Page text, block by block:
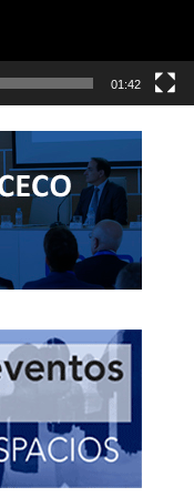
01:42